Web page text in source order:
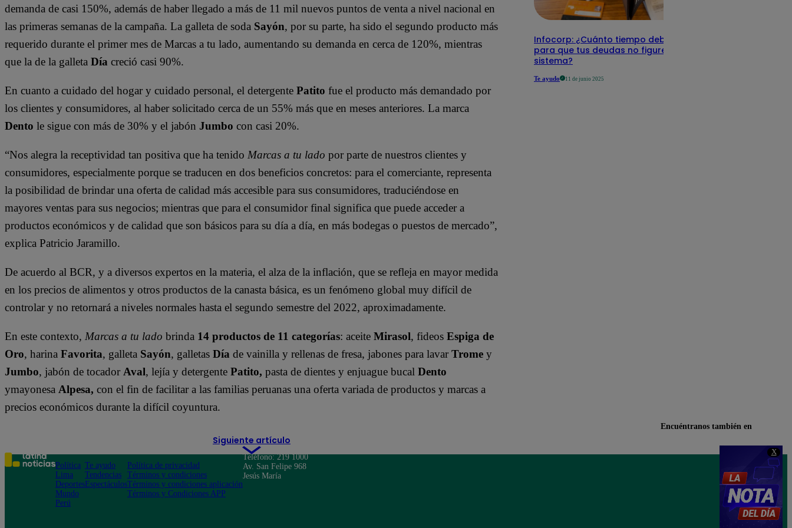
X
demanda de casi 150%, además de haber llegado a más de 11 mil nuevos puntos de venta a nivel nacional en
las primeras semanas de la campaña. La galleta de soda Sayón, por su parte, ha sido el segundo producto más
requerido durante el primer mes de Marcas a tu lado, aumentando su demanda en cerca de 120%, mientras
que la de la galleta Día creció casi 90%.
En cuanto a cuidado del hogar y cuidado personal, el detergente Patito fue el producto más demandado por
los clientes y consumidores, al haber solicitado cerca de un 55% más que en meses anteriores. La marca
Dento le sigue con más de 30% y el jabón Jumbo con casi 20%.
“Nos alegra la receptividad tan positiva que ha tenido Marcas a tu lado por parte de nuestros clientes y
consumidores, especialmente porque se traducen en dos beneficios concretos: para el comerciante, representa
la posibilidad de brindar una oferta de calidad más accesible para sus consumidores, traduciéndose en
mayores ventas para sus negocios; mientras que para el consumidor final significa que puede acceder a
productos económicos y de calidad que son básicos para su día a día, en más bodegas o puestos de mercado”,
explica Patricio Jaramillo.
De acuerdo al BCR, y a diversos expertos en la materia, el alza de la inflación, que se refleja en mayor medida
en los precios de alimentos y otros productos de la canasta básica, es un fenómeno global muy difícil de
controlar y no retornará a niveles normales hasta el segundo semestre del 2022, aproximadamente.
En este contexto, Marcas a tu lado brinda 14 productos de 11 categorías: aceite Mirasol, fideos Espiga de
Oro, harina Favorita, galleta Sayón, galletas Día de vainilla y rellenas de fresa, jabones para lavar Trome y
Jumbo, jabón de tocador Aval, lejía y detergente Patito, pasta de dientes y enjuague bucal Dento
ymayonesa Alpesa, con el fin de facilitar a las familias peruanas una oferta variada de productos y marcas a
precios económicos durante la difícil coyuntura.
Siguiente artículo
Infocorp: ¿Cuánto tiempo debe pasar
para que tus deudas no figuren en su
sistema?
Te ayudo 11 de junio 2025
Encuéntranos también en
Política
Lima
Deportes
Mundo
Perú
Te ayudo
Tendencias
Espectáculos
Política de privacidad
Términos y condiciones
Términos y condiciones aplicación
Términos y Condiciones APP
Teléfono: 219 1000
Av. San Felipe 968
Jesús María